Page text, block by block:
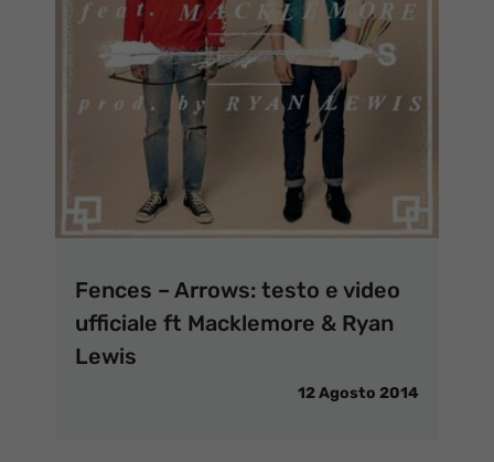
Fences – Arrows: testo e video
ufficiale ft Macklemore & Ryan
Lewis
12 Agosto 2014